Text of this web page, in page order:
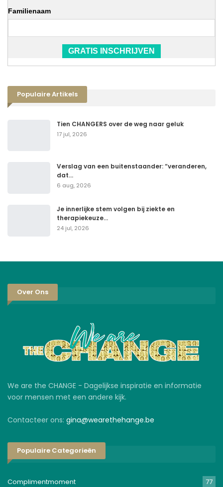
Familienaam
GRATIS INSCHRIJVEN
Populaire Artikels
Tien CHANGERS over de weg naar geluk
17 jul, 2026
Verslag van een buitenstaander: “veranderen,
dat…
6 aug, 2026
Je innerlijke stem volgen bij ziekte en
therapiekeuze…
24 jul, 2026
Over Ons
We are the CHANGE - Dagelijkse inspiratie en informatie
voor mensen met een andere kijk.
Contacteer ons: gina@wearethehange.be
Populaire Categorieën
Complimentmoment 77